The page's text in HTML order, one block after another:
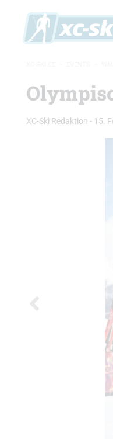
XC-Ski Redaktion - 15.